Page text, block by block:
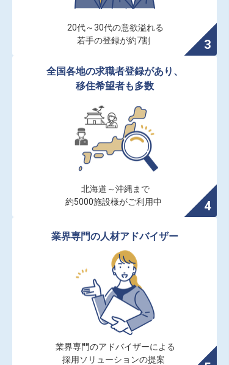
20代～30代の意欲溢れる
若手の登録が約7割
全国各地の求職者登録があり、
移住希望者も多数
北海道～沖縄まで
約5000施設様がご利用中
業界専門の人材アドバイザー
業界専門のアドバイザーによる
採用ソリューションの提案